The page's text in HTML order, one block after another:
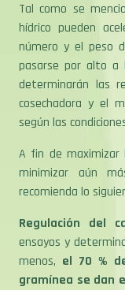
Tal como se
hídrico pueden
número y el peso
pasarse por alto a
determinarán las
cosechadora y el
según las
A fin de maximizar
minimizar aún
recomienda lo
Regulación del
ensayos y
menos, el 70 %
gramínea se dan